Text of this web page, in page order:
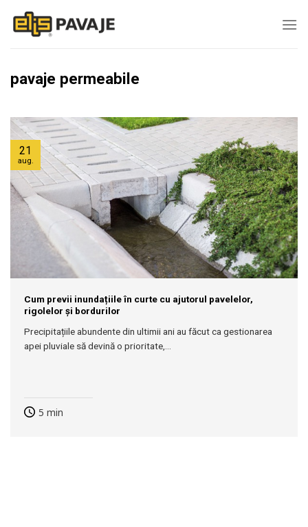
pavaje permeabile
Cum previi inundațiile în curte cu ajutorul pavelelor,
rigolelor și bordurilor
Precipitațiile abundente din ultimii ani au făcut ca gestionarea
apei pluviale să devină o prioritate,...
5 min
21
aug.